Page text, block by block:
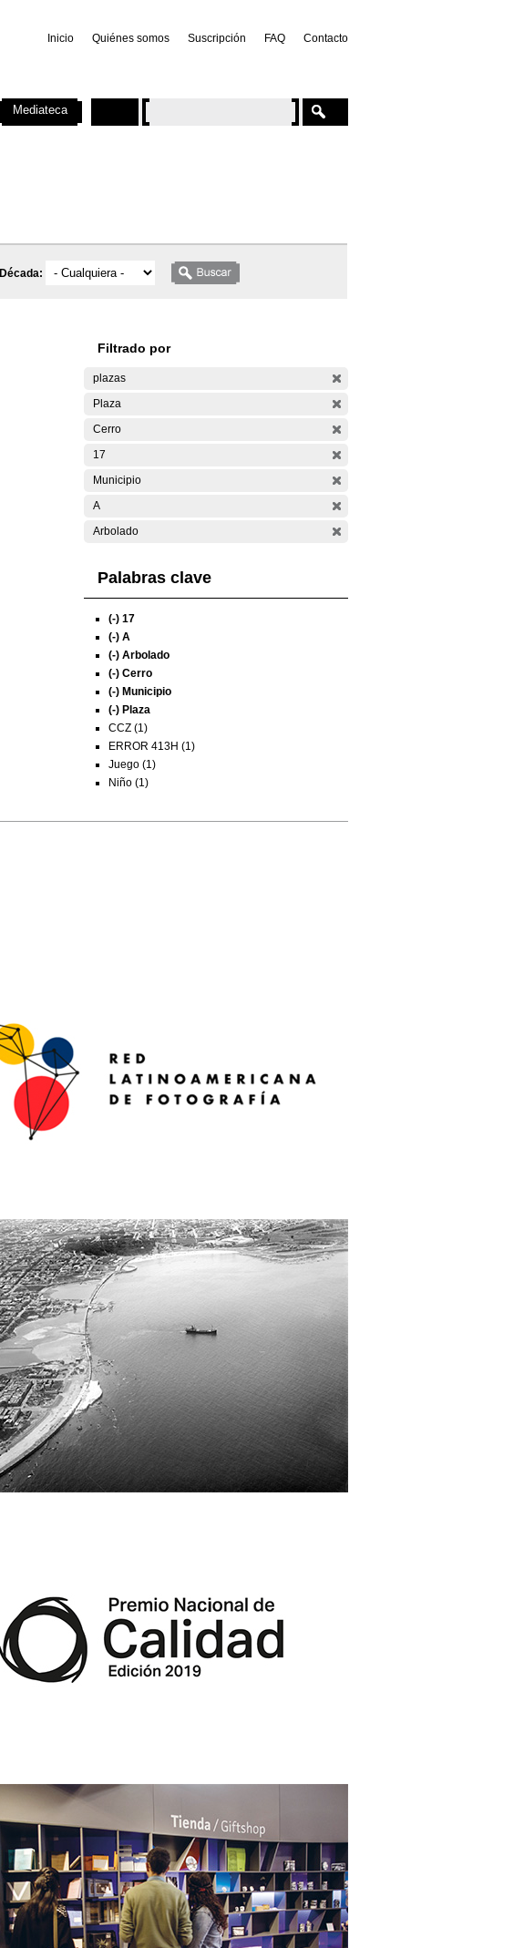
Inicio Quiénes somos Suscripción FAQ Contacto
Década:
Filtrado por
plazas
Plaza
Cerro
17
Municipio
A
Arbolado
Palabras clave
(-) 17
(-) A
(-) Arbolado
(-) Cerro
(-) Municipio
(-) Plaza
CCZ (1)
ERROR 413H (1)
Juego (1)
Niño (1)
Mediateca